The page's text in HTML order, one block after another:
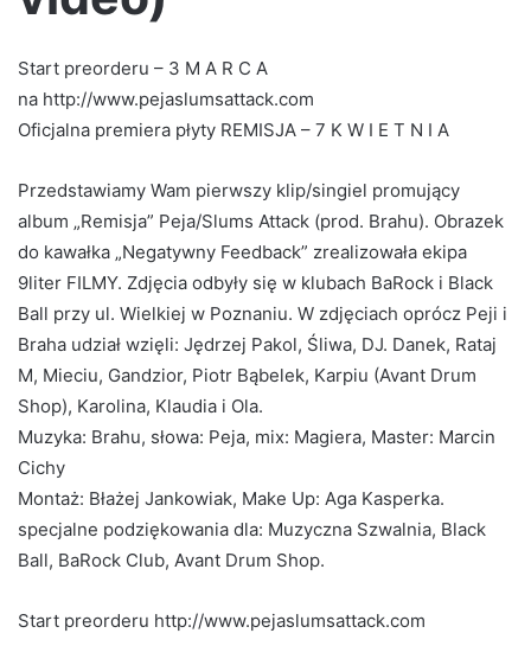
Start preorderu – 3 M A R C A
na http://www.pejaslumsattack.com
Oficjalna premiera płyty REMISJA – 7 K W I E T N I A
Przedstawiamy Wam pierwszy klip/singiel promujący
album „Remisja” Peja/Slums Attack (prod. Brahu). Obrazek
do kawałka „Negatywny Feedback” zrealizowała ekipa
9liter FILMY. Zdjęcia odbyły się w klubach BaRock i Black
Ball przy ul. Wielkiej w Poznaniu. W zdjęciach oprócz Peji i
Braha udział wzięli: Jędrzej Pakol, Śliwa, DJ. Danek, Rataj
M, Mieciu, Gandzior, Piotr Bąbelek, Karpiu (Avant Drum
Shop), Karolina, Klaudia i Ola.
Muzyka: Brahu, słowa: Peja, mix: Magiera, Master: Marcin
Cichy
Montaż: Błażej Jankowiak, Make Up: Aga Kasperka.
specjalne podziękowania dla: Muzyczna Szwalnia, Black
Ball, BaRock Club, Avant Drum Shop.
Start preorderu http://www.pejaslumsattack.com